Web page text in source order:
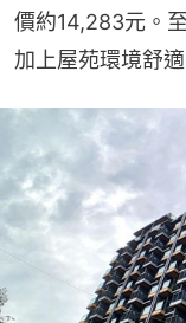
價約14,283元。
加上屋苑環境舒